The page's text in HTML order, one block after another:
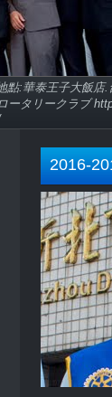
:華泰王子大飯店.
ータリークラブ
2016-